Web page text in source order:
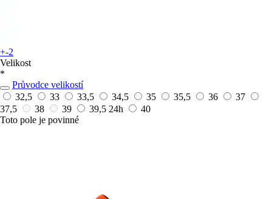
+-2
Velikost
*
Průvodce velikostí
32,5
33 33,5 34,5 35 35,5 36
37
37,5
38 39 39,5 24h
40
Toto pole je povinné